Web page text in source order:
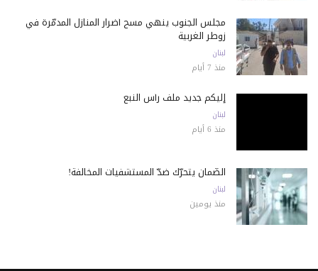
مجلس الجنوب ينهي مسح أضرار المنازل المدمّرة في
زوطر الغربية
لبنان
منذ 7 أيام
إليكم جديد ملف رأس النبع
لبنان
منذ 6 أيام
الضّمان يتحرّك ضدّ المستشفيات المخالفة!
لبنان
منذ يومين